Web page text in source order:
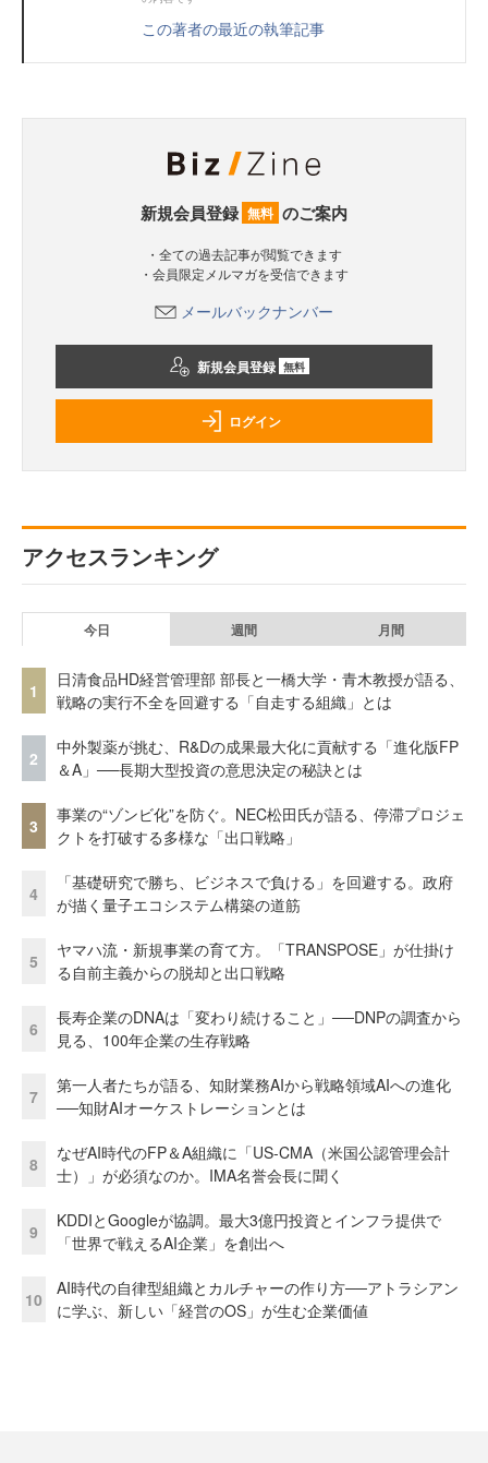
この著者の最近の執筆記事
新規会員登録 無料 のご案内
・全ての過去記事が閲覧できます
・会員限定メルマガを受信できます
メールバックナンバー
新規会員登録 無料
ログイン
アクセスランキング
今日 週間 月間
1
日清食品HD経営管理部 部長と一橋大学・青木教授が語る、
戦略の実行不全を回避する「自走する組織」とは
2
中外製薬が挑む、R&Dの成果最大化に貢献する「進化版FP
＆A」──長期大型投資の意思決定の秘訣とは
3
事業の“ゾンビ化”を防ぐ。NEC松田氏が語る、停滞プロジェ
クトを打破する多様な「出口戦略」
4
「基礎研究で勝ち、ビジネスで負ける」を回避する。政府
が描く量子エコシステム構築の道筋
5
ヤマハ流・新規事業の育て方。「TRANSPOSE」が仕掛け
る自前主義からの脱却と出口戦略
6
長寿企業のDNAは「変わり続けること」──DNPの調査から
見る、100年企業の生存戦略
7
第一人者たちが語る、知財業務AIから戦略領域AIへの進化
──知財AIオーケストレーションとは
8
なぜAI時代のFP＆A組織に「US-CMA（米国公認管理会計
士）」が必須なのか。IMA名誉会長に聞く
9
KDDIとGoogleが協調。最大3億円投資とインフラ提供で
「世界で戦えるAI企業」を創出へ
10
AI時代の自律型組織とカルチャーの作り方──アトラシアン
に学ぶ、新しい「経営のOS」が生む企業価値